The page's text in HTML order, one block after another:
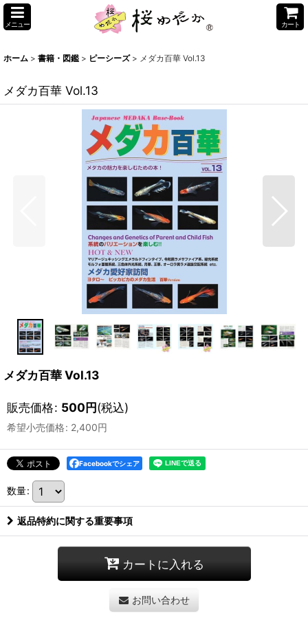
メニュー カート
ホーム > 書籍・図鑑 > ピーシーズ > メダカ百華 Vol.13
メダカ百華 Vol.13
メダカ百華 Vol.13
販売価格: 500円(税込)
希望小売価格: 2,400円
Facebookでシェア
数量:
返品特約に関する重要事項
カートに入れる
お問い合わせ